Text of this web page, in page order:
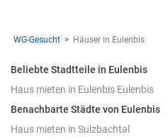
WG-Gesucht Häuser in Eulenbis
Beliebte Stadtteile in Eulenbis
Haus mieten in Eulenbis Eulenbis
Benachbarte Städte von Eulenbis
Haus mieten in Sulzbachtal